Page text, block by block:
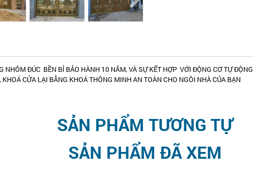
NHÔM ĐÚC BỀN BỈ BẢO HÀNH 10 NĂM, VÀ SỰ KẾT HỢP VỚI ĐỘNG CƠ TỰ
CỬA LẠI BẰNG KHOÁ THÔNG MINH AN TOÀN CHO NGÔI NHÀ CỦA BẠN
SẢN PHẨM TƯƠNG TỰ
SẢN PHẨM ĐÃ XEM